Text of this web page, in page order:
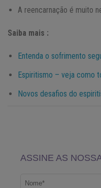
A reencarnação é muito
Saiba mais :
Entenda o sofrimento
Espiritismo – veja como
Novos desafios do